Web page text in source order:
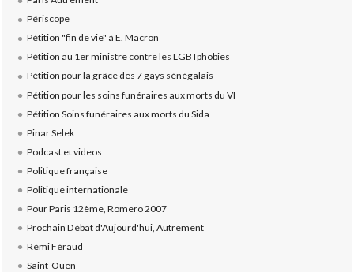
Périscope
Pétition "fin de vie" à E. Macron
Pétition au 1er ministre contre les LGBTphobies
Pétition pour la grâce des 7 gays sénégalais
Pétition pour les soins funéraires aux morts du VI
Pétition Soins funéraires aux morts du Sida
Pinar Selek
Podcast et videos
Politique française
Politique internationale
Pour Paris 12ème, Romero 2007
Prochain Débat d'Aujourd'hui, Autrement
Rémi Féraud
Saint-Ouen